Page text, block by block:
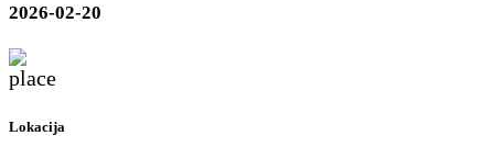
2026-02-20
Lokacija